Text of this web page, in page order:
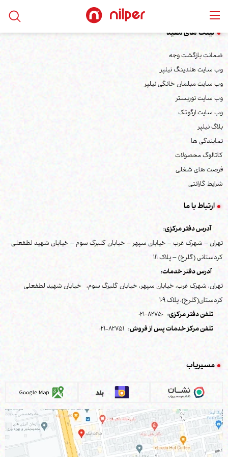
لینک های مفید
ضمانت بازگشت وجه
وب سایت هلدینگ نیلپر
وب سایت مبلمان خانگی نیلپر
وب سایت توریستر
وب سایت ارگوتک
بلاگ نیلپر
نمایندگی ها
کاتالوگ محصولات
فرصت های شغلی
شرایط گارانتی
ارتباط با ما
آدرس دفتر مرکزی:
تهران – شهرک غرب – خیابان سپهر – خیابان گلبرگ سوم – خیابان شهید لطفعلی
کردستانی (گلرخ) – پلاک 111
آدرس دفتر خدمات:
تهران، شهرک غرب، خیابان سپهر، خیابان گلبرگ سوم، خیابان شهید لطفعلی
کردستان(گلرخ)، پلاک 109
تلفن دفتر مرکزی: 82750-021
تلفن مرکز خدمات پس از فروش: 82751-021
مسیریاب